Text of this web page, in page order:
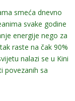
smeća dnevno
svake godine
energije nego za
raste na čak 90%
nalazi se u Kini
povezanih sa